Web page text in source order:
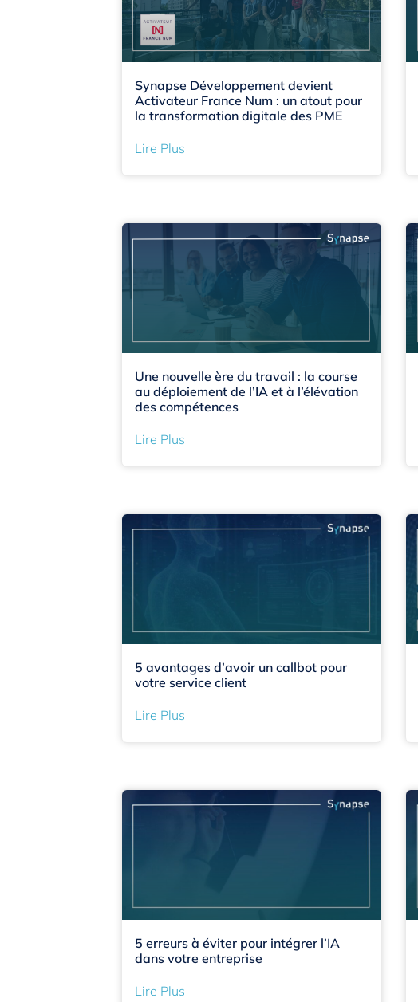
Synapse Développement devient
Activateur France Num : un atout pour
la transformation digitale des PME
Lire Plus
Une nouvelle ère du travail : la course
au déploiement de l’IA et à l’élévation
des compétences
Lire Plus
5 avantages d’avoir un callbot pour
votre service client
Lire Plus
5 erreurs à éviter pour intégrer l’IA
dans votre entreprise
Lire Plus